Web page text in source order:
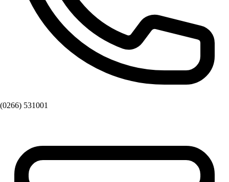
(0266) 531001